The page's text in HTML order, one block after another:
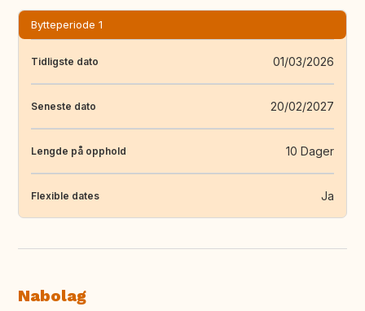
Bytteperiode 1
Tidligste dato 01/03/2026
Seneste dato 20/02/2027
Lengde på opphold 10 Dager
Flexible dates Ja
Nabolag